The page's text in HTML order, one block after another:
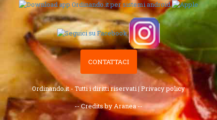
CONTATTACI
Ordinando.it - Tutti i diritti riservati | Privacy policy
-- Credits by Aranea --